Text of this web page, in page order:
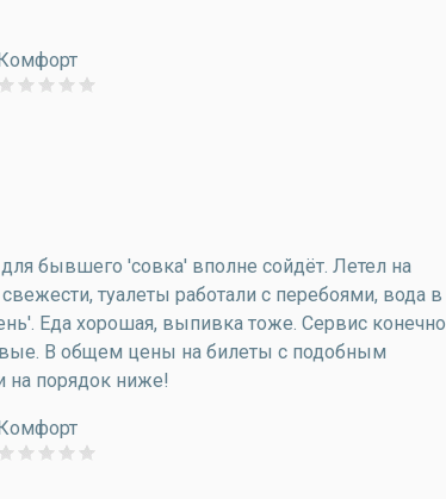
бывшего 'совка' вполне сойдёт. Летел на
туалеты работали с перебоями, вода в
Еда хорошая, выпивка тоже. Сервис конечно
В общем цены на билеты с подобным
на порядок ниже!